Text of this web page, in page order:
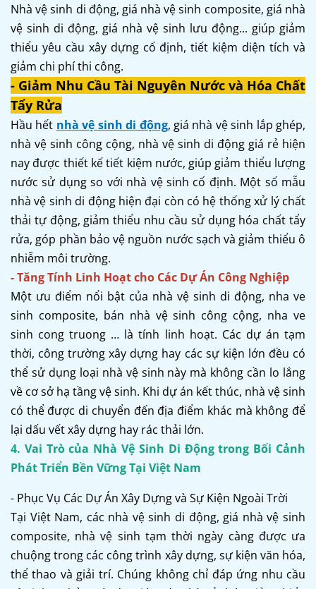
Nhà vệ sinh di động, giá nhà vệ sinh composite, giá nhà
vệ sinh di động, giá nhà vệ sinh lưu động... giúp giảm
thiểu yêu cầu xây dựng cố định, tiết kiệm diện tích và
giảm chi phí thi công.
- Giảm Nhu Cầu Tài Nguyên Nước và Hóa Chất
Tẩy Rửa
Hầu hết nhà vệ sinh di động, giá nhà vệ sinh lắp ghép,
nhà vệ sinh công cộng, nhà vệ sinh di động giá rẻ hiện
nay được thiết kế tiết kiệm nước, giúp giảm thiểu lượng
nước sử dụng so với nhà vệ sinh cố định. Một số mẫu
nhà vệ sinh di động hiện đại còn có hệ thống xử lý chất
thải tự động, giảm thiểu nhu cầu sử dụng hóa chất tẩy
rửa, góp phần bảo vệ nguồn nước sạch và giảm thiểu ô
nhiễm môi trường.
- Tăng Tính Linh Hoạt cho Các Dự Án Công Nghiệp
Một ưu điểm nổi bật của nhà vệ sinh di động, nha ve
sinh composite, bán nhà vệ sinh công cộng, nha ve
sinh cong truong … là tính linh hoạt. Các dự án tạm
thời, công trường xây dựng hay các sự kiện lớn đều có
thể sử dụng loại nhà vệ sinh này mà không cần lo lắng
về cơ sở hạ tầng vệ sinh. Khi dự án kết thúc, nhà vệ sinh
có thể được di chuyển đến địa điểm khác mà không để
lại dấu vết xây dựng hay rác thải lớn.
4. Vai Trò của Nhà Vệ Sinh Di Động trong Bối Cảnh
Phát Triển Bền Vững Tại Việt Nam
- Phục Vụ Các Dự Án Xây Dựng và Sự Kiện Ngoài Trời
Tại Việt Nam, các nhà vệ sinh di động, giá nhà vệ sinh
composite, nhà vệ sinh tạm thời ngày càng được ưa
chuộng trong các công trình xây dựng, sự kiện văn hóa,
thể thao và giải trí. Chúng không chỉ đáp ứng nhu cầu